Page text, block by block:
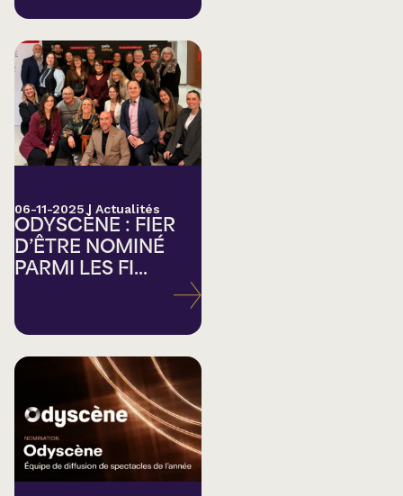
06-11-2025 | Actualités
ODYSCÈNE : FIER
D’ÊTRE NOMINÉ
PARMI LES FI...